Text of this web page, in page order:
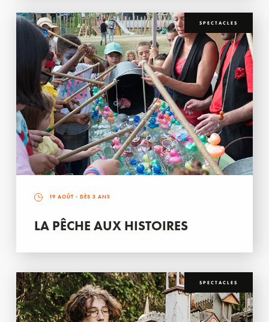
SPECTACLES
19 AOÛT - DÈS 3 ANS
LA PÊCHE AUX HISTOIRES
SPECTACLES